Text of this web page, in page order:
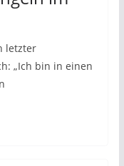
letzter
„Ich bin in einen